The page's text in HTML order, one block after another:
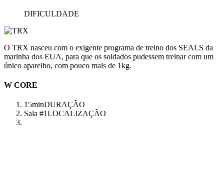
DIFICULDADE
O TRX nasceu com o exigente programa de treino dos SEALS da
marinha dos EUA, para que os soldados pudessem treinar com um
único aparelho, com pouco mais de 1kg.
W CORE
15minDURAÇÃO
Sala #1LOCALIZAÇÃO